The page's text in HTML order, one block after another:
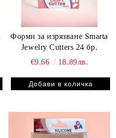
Форми за изрязване Smarta
Jewelry Cutters 24 бр.
€9.66
18.89лв.